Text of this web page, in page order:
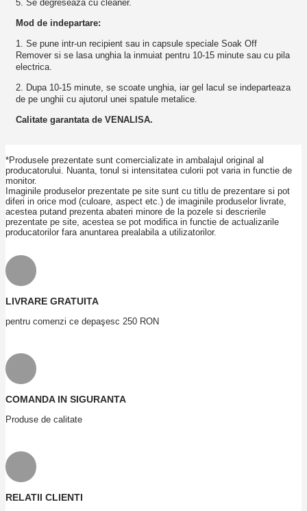
5. Se degreseaza cu cleaner.
Mod de indepartare:
1. Se pune intr-un recipient sau in capsule speciale Soak Off
Remover si se lasa unghia la inmuiat pentru 10-15 minute sau cu pila
electrica.
2. Dupa 10-15 minute, se scoate unghia, iar gel lacul se indeparteaza
de pe unghii cu ajutorul unei spatule metalice.
Calitate garantata de VENALISA.
*Produsele prezentate sunt comercializate in ambalajul original al
producatorului. Nuanta, tonul si intensitatea culorii pot varia in functie de
monitor.
Imaginile produselor prezentate pe site sunt cu titlu de prezentare si pot
diferi in orice mod (culoare, aspect etc.) de imaginile produselor livrate,
acestea putand prezenta abateri minore de la pozele si descrierile
prezentate pe site, acestea se pot modifica in functie de actualizarile
producatorilor fara anuntarea prealabila a utilizatorilor.
LIVRARE GRATUITA
pentru comenzi ce depaşesc 250 RON
COMANDA IN SIGURANTA
Produse de calitate
RELATII CLIENTI